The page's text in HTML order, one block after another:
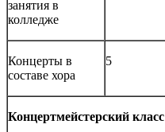
занятия в
колледже
Концерты в
составе хора
5
Концертмейстерский класс